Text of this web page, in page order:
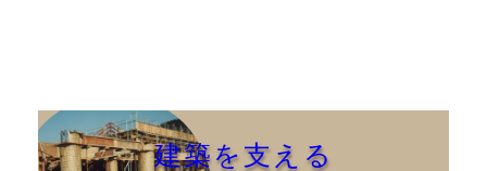
建築を支える